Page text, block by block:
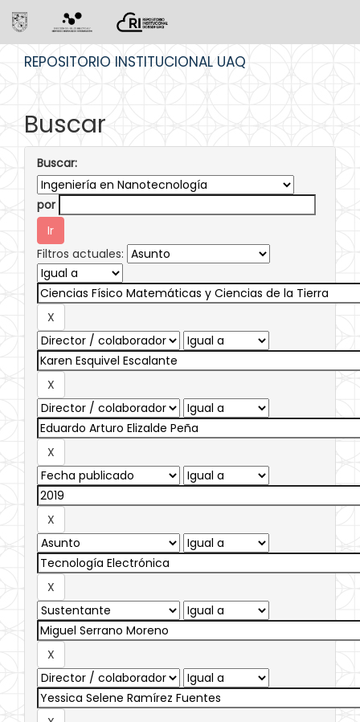
REPOSITORIO INSTITUCIONAL UAQ
Buscar
Buscar:
por
Filtros actuales: